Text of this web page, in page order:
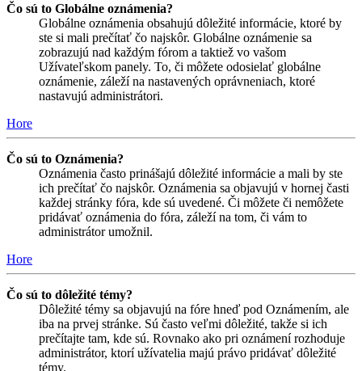
Čo sú to Globálne oznámenia?
Globálne oznámenia obsahujú dôležité informácie, ktoré by
ste si mali prečítať čo najskôr. Globálne oznámenie sa
zobrazujú nad každým fórom a taktiež vo vašom
Užívateľskom panely. To, či môžete odosielať globálne
oznámenie, záleží na nastavených oprávneniach, ktoré
nastavujú administrátori.
Hore
Čo sú to Oznámenia?
Oznámenia často prinášajú dôležité informácie a mali by ste
ich prečítať čo najskôr. Oznámenia sa objavujú v hornej časti
každej stránky fóra, kde sú uvedené. Či môžete či nemôžete
pridávať oznámenia do fóra, záleží na tom, či vám to
administrátor umožnil.
Hore
Čo sú to dôležité témy?
Dôležité témy sa objavujú na fóre hneď pod Oznámením, ale
iba na prvej stránke. Sú často veľmi dôležité, takže si ich
prečítajte tam, kde sú. Rovnako ako pri oznámení rozhoduje
administrátor, ktorí užívatelia majú právo pridávať dôležité
témy.